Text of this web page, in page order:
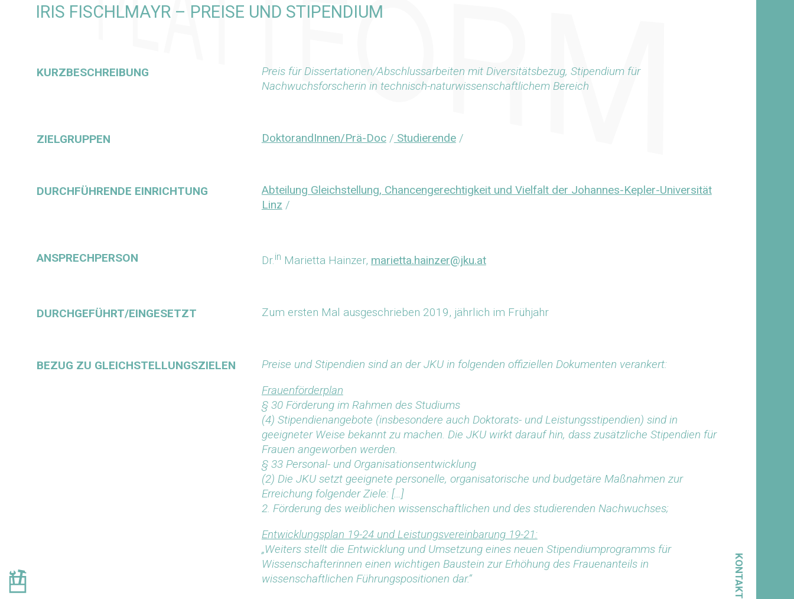
KONTAKT
IRIS FISCHLMAYR – PREISE UND STIPENDIUM
KURZBESCHREIBUNG
Preis für Dissertationen/Abschlussarbeiten mit Diversitätsbezug, Stipendium für
Nachwuchsforscherin in technisch-naturwissenschaftlichem Bereich
ZIELGRUPPEN DoktorandInnen/Prä-Doc/ Studierende/
DURCHFÜHRENDE EINRICHTUNG
Abteilung Gleichstellung, Chancengerechtigkeit und Vielfalt der Johannes-Kepler-Universität
Linz /
ANSPRECHPERSON Dr.in Marietta Hainzer, marietta.hainzer@jku.at
DURCHGEFÜHRT/EINGESETZT Zum ersten Mal ausgeschrieben 2019, jährlich im Frühjahr
BEZUG ZU GLEICHSTELLUNGSZIELEN
Preise und Stipendien sind an der JKU in folgenden offiziellen Dokumenten verankert:
Frauenförderplan
§ 30 Förderung im Rahmen des Studiums
(4) Stipendienangebote (insbesondere auch Doktorats- und Leistungsstipendien) sind in
geeigneter Weise bekannt zu machen. Die JKU wirkt darauf hin, dass zusätzliche Stipendien für
Frauen angeworben werden.
§ 33 Personal- und Organisationsentwicklung
(2) Die JKU setzt geeignete personelle, organisatorische und budgetäre Maßnahmen zur
Erreichung folgender Ziele: […]
2. Förderung des weiblichen wissenschaftlichen und des studierenden Nachwuchses;
Entwicklungsplan 19-24 und Leistungsvereinbarung 19-21:
„Weiters stellt die Entwicklung und Umsetzung eines neuen Stipendiumprogramms für
Wissenschafterinnen einen wichtigen Baustein zur Erhöhung des Frauenanteils in
wissenschaftlichen Führungspositionen dar.“